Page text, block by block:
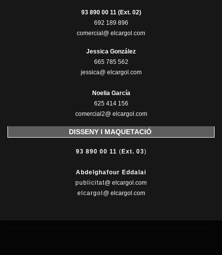
93 890 00 11 (Ext. 02)
692 189 896
comercial@ elcargol.com
Jessica González
665 785 562
jessica@ elcargol.com
Noelia García
625 414 156
comercial2@ elcargol.com
DISSENY I MAQUETACIÓ
93 890 00 11 ( Ext. 03)
Abdelghafour Eddalai
publicitat@ elcargol.com
elcargol @ elcargol.com